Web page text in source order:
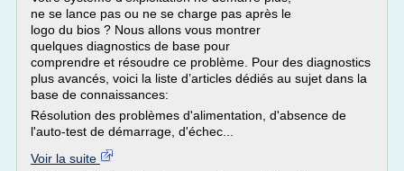
ne se lance pas ou ne se charge pas après le
logo du bios ? Nous allons vous montrer
quelques diagnostics de base pour
comprendre et résoudre ce problème. Pour des diagnostics
plus avancés, voici la liste d’articles dédiés au sujet dans la
base de connaissances:
Résolution des problèmes d'alimentation, d'absence de
l'auto-test de démarrage, d'échec...
Voir la suite